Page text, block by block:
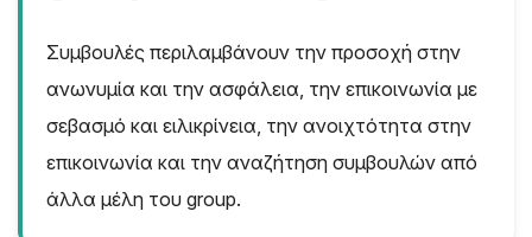
Συμβουλές περιλαμβάνουν την προσοχή στην
ανωνυμία και την ασφάλεια, την επικοινωνία με
σεβασμό και ειλικρίνεια, την ανοιχτότητα στην
επικοινωνία και την αναζήτηση συμβουλών από
άλλα μέλη του group.